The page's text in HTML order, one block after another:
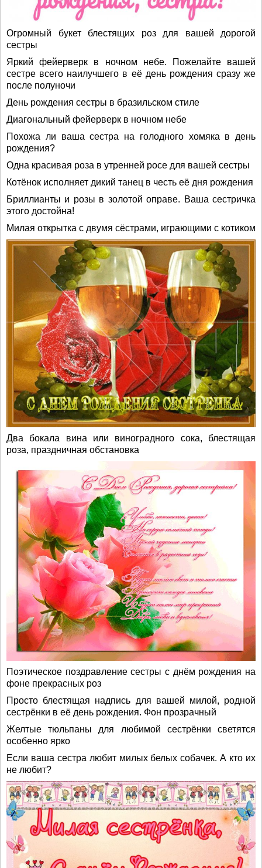
Огромный букет блестящих роз для вашей дорогой
сестры
Яркий фейерверк в ночном небе. Пожелайте вашей
сестре всего наилучшего в её день рождения сразу же
после полуночи
День рождения сестры в бразильском стиле
Диагональный фейерверк в ночном небе
Похожа ли ваша сестра на голодного хомяка в день
рождения?
Одна красивая роза в утренней росе для вашей сестры
Котёнок исполняет дикий танец в честь её дня рождения
Бриллианты и розы в золотой оправе. Ваша сестричка
этого достойна!
Милая открытка с двумя сёстрами, играющими с котиком
Два бокала вина или виноградного сока, блестящая
роза, праздничная обстановка
Поэтическое поздравление сестры с днём рождения на
фоне прекрасных роз
Просто блестящая надпись для вашей милой, родной
сестрёнки в её день рождения. Фон прозрачный
Желтые тюльпаны для любимой сестрёнки светятся
особенно ярко
Если ваша сестра любит милых белых собачек. А кто их
не любит?